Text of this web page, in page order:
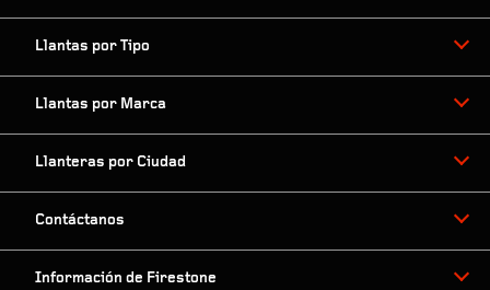
Llantas por Tipo
Llantas por Marca
Llanteras por Ciudad
Contáctanos
Información de Firestone